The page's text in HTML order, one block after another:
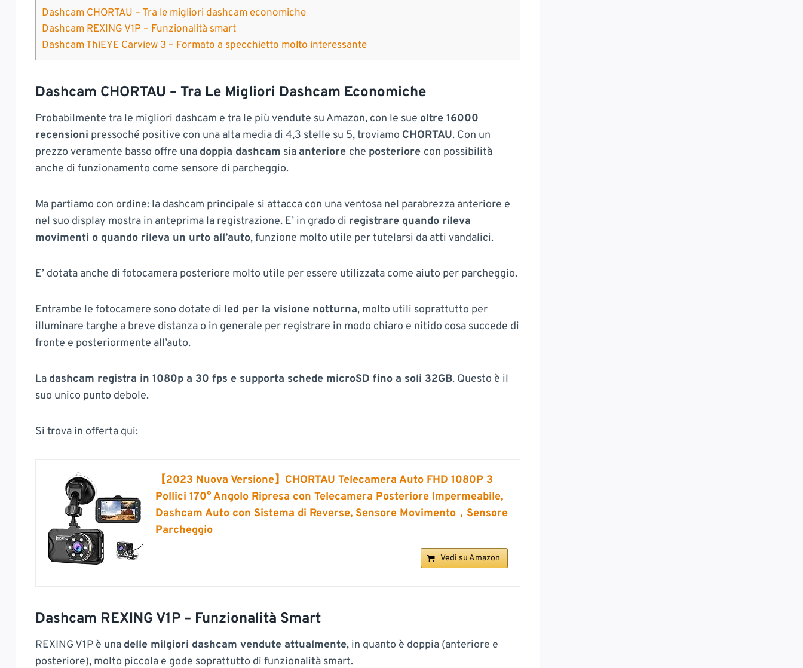
Dashcam CHORTAU – Tra le migliori dashcam economiche
Dashcam REXING V1P – Funzionalità smart
Dashcam ThiEYE Carview 3 – Formato a specchietto molto interessante
Dashcam CHORTAU – Tra Le Migliori Dashcam Economiche
Probabilmente tra le migliori dashcam e tra le più vendute su Amazon, con le sue oltre 16000
recensioni pressoché positive con una alta media di 4,3 stelle su 5, troviamo CHORTAU. Con un
prezzo veramente basso offre una doppia dashcam sia anteriore che posteriore con possibilità
anche di funzionamento come sensore di parcheggio.
Ma partiamo con ordine: la dashcam principale si attacca con una ventosa nel parabrezza anteriore e
nel suo display mostra in anteprima la registrazione. E’ in grado di registrare quando rileva
movimenti o quando rileva un urto all’auto, funzione molto utile per tutelarsi da atti vandalici.
E’ dotata anche di fotocamera posteriore molto utile per essere utilizzata come aiuto per parcheggio.
Entrambe le fotocamere sono dotate di led per la visione notturna, molto utili soprattutto per
illuminare targhe a breve distanza o in generale per registrare in modo chiaro e nitido cosa succede di
fronte e posteriormente all’auto.
La dashcam registra in 1080p a 30 fps e supporta schede microSD fino a soli 32GB. Questo è il
suo unico punto debole.
Si trova in offerta qui:
【2023 Nuova Versione】CHORTAU Telecamera Auto FHD 1080P 3
Pollici 170° Angolo Ripresa con Telecamera Posteriore Impermeabile,
Dashcam Auto con Sistema di Reverse, Sensore Movimento，Sensore
Parcheggio
Vedi su Amazon
Dashcam REXING V1P – Funzionalità Smart
REXING V1P è una delle milgiori dashcam vendute attualmente, in quanto è doppia (anteriore e
posteriore), molto piccola e gode soprattutto di funzionalità smart.